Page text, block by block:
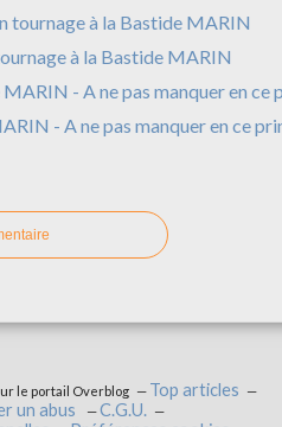
à la Bastide MARIN
- A ne pas manquer en ce
le portail Overblog
Top articles
un abus
C.G.U.